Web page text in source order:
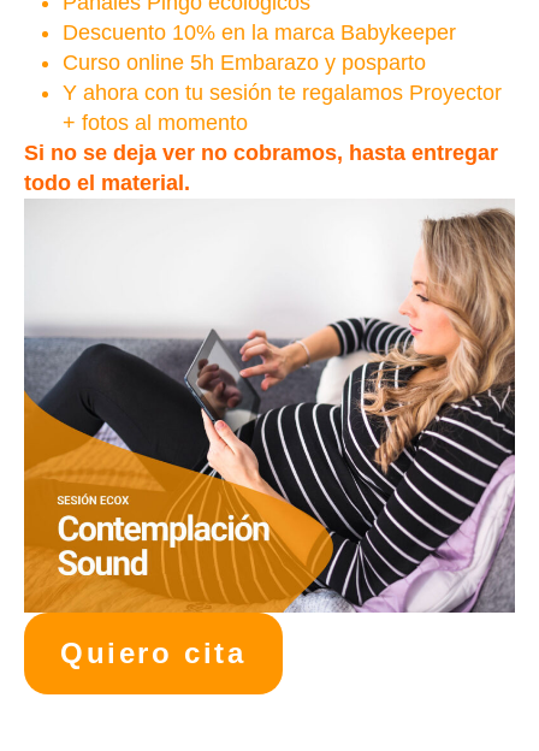
Descuento 10% en la marca Babykeeper
Curso online 5h Embarazo y posparto
Y ahora con tu sesión te regalamos Proyector
+ fotos al momento
Si no se deja ver no cobramos, hasta entregar
todo el material.
Quiero cita